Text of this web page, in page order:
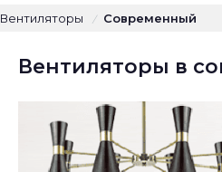
Вентиляторы / Современный
Вентиляторы в